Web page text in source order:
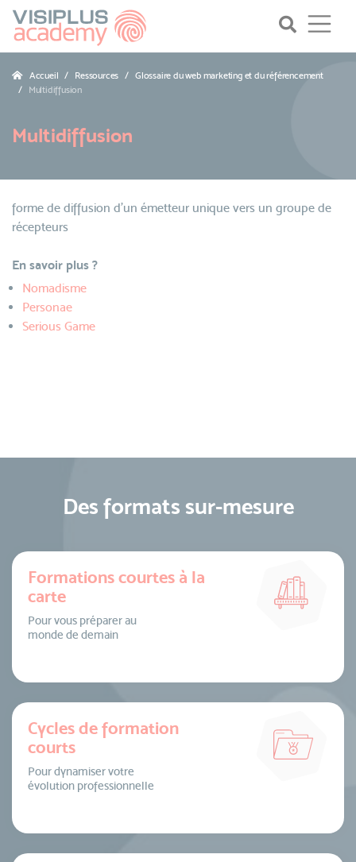
Accueil Ressources
Glossaire du web marketing et du référencement
Multidiffusion
Multidiffusion
forme de diffusion d'un émetteur unique vers un groupe de
récepteurs
En savoir plus ?
Nomadisme
Personae
Serious Game
Des formats sur-mesure
Formations courtes à la
carte
Pour vous préparer au
monde de demain
Cycles de formation
courts
Pour dynamiser votre
évolution professionnelle